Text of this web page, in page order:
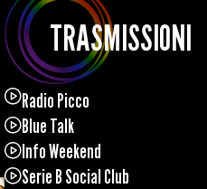
TRASMISSIONI
Radio Picco
Blue Talk
Info Weekend
Serie B Social Club